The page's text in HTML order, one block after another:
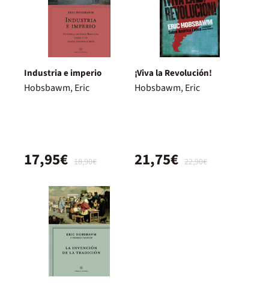
Industria e imperio
Hobsbawm, Eric
18,90€
17,95€
¡Viva la Revolución!
Hobsbawm, Eric
22,90€
21,75€